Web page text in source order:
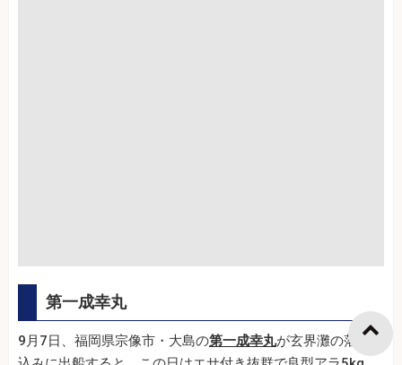
第一成幸丸
9月7日、福岡県宗像市・大島の第一成幸丸が玄界灘の落とし